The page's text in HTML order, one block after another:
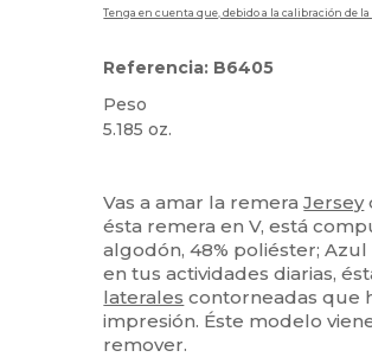
Tenga en cuenta que, debido a la calibración de
Referencia: B6405
Peso
5.185 oz.
Vas a amar la remeraJersey
ésta remera en V, está
algodón, 48% poliéster;
en tus actividades diarias,
laterales contorneadas que
impresión. Éste modelo
remover.